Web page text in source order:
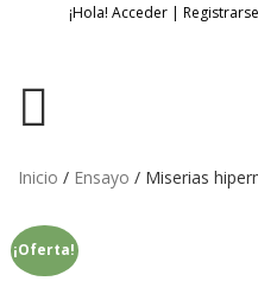
¡Hola! Acceder | Registrarse
Inicio / Ensayo / Miserias
¡Oferta!